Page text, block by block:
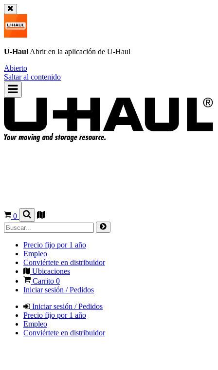
U-Haul Abrir en la aplicación de U-Haul
Abierto
Saltar al contenido
0
Precio fijo por 1 año
Empleo
Conviértete en distribuidor
Ubicaciones
Carrito 0
Iniciar sesión / Pedidos
Iniciar sesión / Pedidos
Precio fijo por 1 año
Empleo
Conviértete en distribuidor